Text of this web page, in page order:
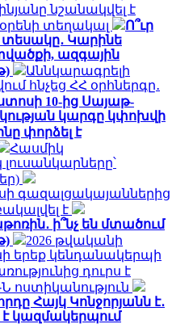
նշանակվել է
տեղակալ
Ո՞ւր
Կարինե
ազգային
Աննկարագրելի
հնչեց ՀՀ օրհներգը․
10-ից Սայաթ-
կարգը կփոխվի
փորձել է
Հասմիկ
գազալցակայաններից
է
ի՞նչ են մտածում
2026 թվականի
երեք կենդանակերպի
դուրս է
ոստիկանություն
Հայկ Կոնջորյանն է․
է կազմակերպում